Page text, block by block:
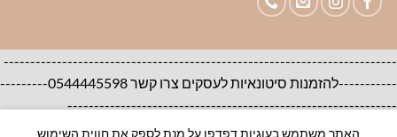
--------------------------------------------------------------------------
-----------להזמנות סיטונאיות לעסקים צרו קשר 0544445598---------
--------------------------------------------------------------
האתר משתמש בעוגיות דפדפן על מנת לספק את חווית השימוש